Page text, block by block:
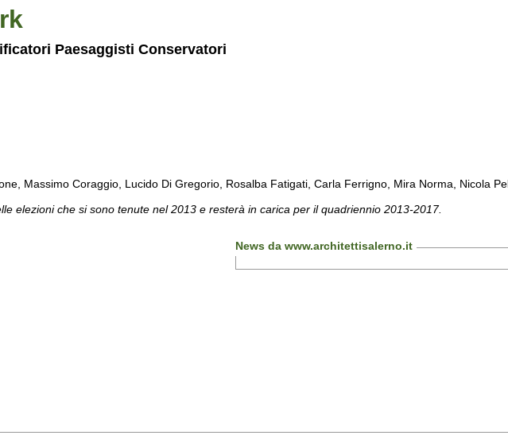
Paesaggisti Conservatori
Massimo Coraggio, Lucido Di Gregorio, Rosalba Fatigati, Carla Ferrigno, Mira Norma, Nicola
elezioni che si sono tenute nel 2013 e resterà in carica per il quadriennio 2013-2017.
News da www.architettisalerno.it